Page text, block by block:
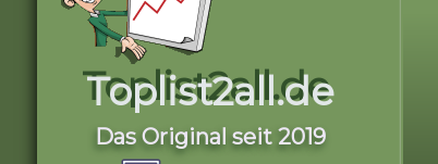
Toplist2all.de
Das Original seit 2019